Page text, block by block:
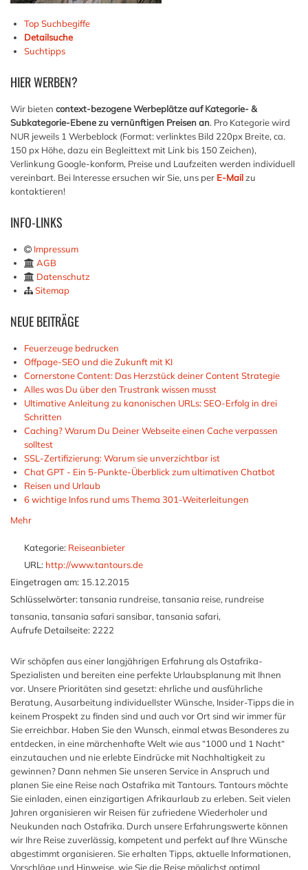
Top Suchbegiffe
Detailsuche
Suchtipps
HIERWERBEN?
Wir bieten context-bezogene Werbeplätze auf Kategorie- &
Subkategorie-Ebene zu vernünftigen Preisen an. Pro Kategorie wird
NUR jeweils 1 Werbeblock (Format: verlinktes Bild 220px Breite, ca.
150 px Höhe, dazu ein Begleittext mit Link bis 150 Zeichen),
Verlinkung Google-konform, Preise und Laufzeiten werden individuell
vereinbart. Bei Interesse ersuchen wir Sie, uns per E-Mailzu
kontaktieren!
INFO-LINKS
Impressum
AGB
Datenschutz
Sitemap
NEUEBEITRÄGE
Feuerzeuge bedrucken
Offpage-SEO und die Zukunft mit KI
Cornerstone Content: Das Herzstück deiner Content Strategie
Alles was Du über den Trustrank wissen musst
Ultimative Anleitung zu kanonischen URLs: SEO-Erfolg in drei
Schritten
Caching? Warum Du Deiner Webseite einen Cache verpassen
solltest
SSL-Zertifizierung: Warum sie unverzichtbar ist
Chat GPT - Ein 5-Punkte-Überblick zum ultimativen Chatbot
Reisen und Urlaub
6 wichtige Infos rund ums Thema 301-Weiterleitungen
Mehr
Kategorie: Reiseanbieter
URL: http://www.tantours.de
Eingetragen am: 15.12.2015
Schlüsselwörter: tansania rundreise, tansania reise, rundreise
tansania, tansania safari sansibar, tansania safari,
Aufrufe Detailseite: 2222
Wir schöpfen aus einer langjährigen Erfahrung als Ostafrika-
Spezialisten und bereiten eine perfekte Urlaubsplanung mit Ihnen
vor. Unsere Prioritäten sind gesetzt: ehrliche und ausführliche
Beratung, Ausarbeitung individuellster Wünsche, Insider-Tipps die in
keinem Prospekt zu finden sind und auch vor Ort sind wir immer für
Sie erreichbar. Haben Sie den Wunsch, einmal etwas Besonderes zu
entdecken, in eine märchenhafte Welt wie aus “1000 und 1 Nacht“
einzutauchen und nie erlebte Eindrücke mit Nachhaltigkeit zu
gewinnen? Dann nehmen Sie unseren Service in Anspruch und
planen Sie eine Reise nach Ostafrika mit Tantours. Tantours möchte
Sie einladen, einen einzigartigen Afrikaurlaub zu erleben. Seit vielen
Jahren organisieren wir Reisen für zufriedene Wiederholer und
Neukunden nach Ostafrika. Durch unsere Erfahrungswerte können
wir Ihre Reise zuverlässig, kompetent und perfekt auf Ihre Wünsche
abgestimmt organisieren. Sie erhalten Tipps, aktuelle Informationen,
Vorschläge und Hinweise, wie Sie die Reise möglichst optimal